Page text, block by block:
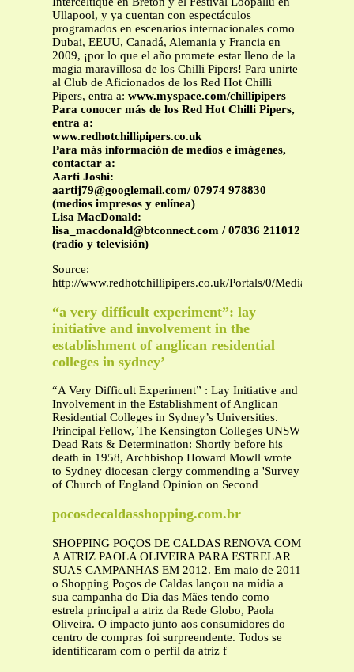
Ullapool, y ya cuentan con espectáculos
programados en escenarios internacionales como
Dubai, EEUU, Canadá, Alemania y Francia en
2009, ¡por lo que el año promete estar lleno de la
magia maravillosa de los Chilli Pipers! Para unirte
al Club de Aficionados de los Red Hot Chilli
Pipers, entra a: www.myspace.com/chillipipers
Para conocer más de los Red Hot Chilli Pipers,
entra a:
www.redhotchillipipers.co.uk
Para más información de medios e imágenes,
contactar a:
Aarti Joshi:
aartij79@googlemail.com/ 07974 978830
(medios impresos y enlínea)
Lisa MacDonald:
lisa_macdonald@btconnect.com / 07836 211012
(radio y televisión)
Source:
http://www.redhotchillipipers.co.uk/Portals/0/Media/
“a very difficult experiment”: lay
initiative and involvement in the
establishment of anglican residential
colleges in sydney’
“A Very Difficult Experiment” : Lay Initiative and
Involvement in the Establishment of Anglican
Residential Colleges in Sydney’s Universities.
Principal Fellow, The Kensington Colleges UNSW
Dead Rats & Determination: Shortly before his
death in 1958, Archbishop Howard Mowll wrote
to Sydney diocesan clergy commending a 'Survey
of Church of England Opinion on Second
pocosdecaldasshopping.com.br
SHOPPING POÇOS DE CALDAS RENOVA COM
A ATRIZ PAOLA OLIVEIRA PARA ESTRELAR
SUAS CAMPANHAS EM 2012. Em maio de 2011
o Shopping Poços de Caldas lançou na mídia a
sua campanha do Dia das Mães tendo como
estrela principal a atriz da Rede Globo, Paola
Oliveira. O impacto junto aos consumidores do
centro de compras foi surpreendente. Todos se
identificaram com o perfil da atriz f